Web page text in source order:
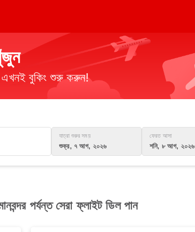
বুকিং শুরু করুন!
যাত্রা শুরুর সময়
শুক্র, ৭ আগ, ২০২৬
ফেরত আসা
শনি, ৮ আগ, ২০২৬
পর্যন্ত সেরা ফ্লাইট ডিল পান